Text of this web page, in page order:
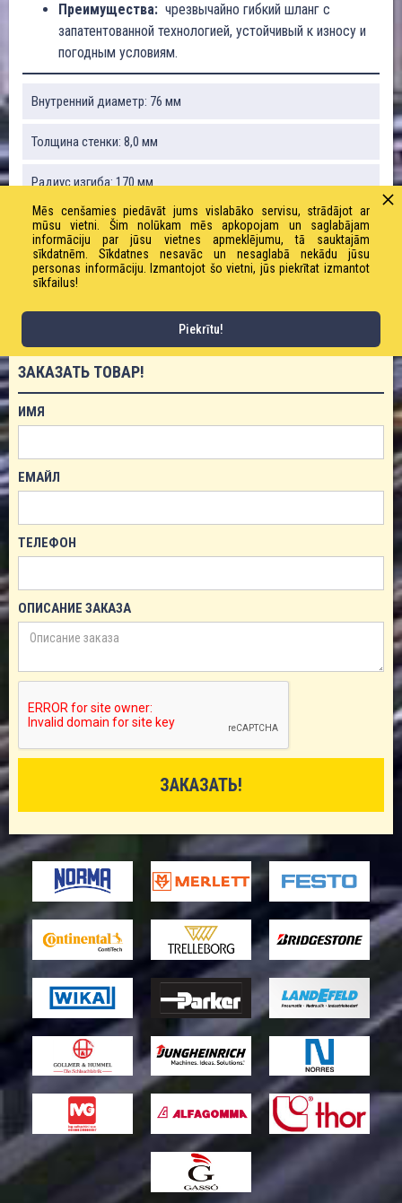
Преимущества: чрезвычайно гибкий шланг с
запатентованной технологией, устойчивый к износу и
погодным условиям.
Внутренний диаметр: 76 мм
Толщина стенки: 8,0 мм
Радиус изгиба: 170 мм
Вакуум: 0,8 бар
Вес: 2850 г / м
ЗАКАЗАТЬ ТОВАР!
ИМЯ
ЕМАЙЛ
ТЕЛЕФОН
ОПИСАНИЕ ЗАКАЗА
Mēs cenšamies piedāvāt jums vislabāko servisu, strādājot ar
mūsu vietni. Šim nolūkam mēs apkopojam un saglabājam
informāciju par jūsu vietnes apmeklējumu, tā sauktajām
sīkdatnēm. Sīkdatnes nesavāc un nesaglabā nekādu jūsu
personas informāciju. Izmantojot šo vietni, jūs piekrītat izmantot
sīkfailus!
Piekrītu!